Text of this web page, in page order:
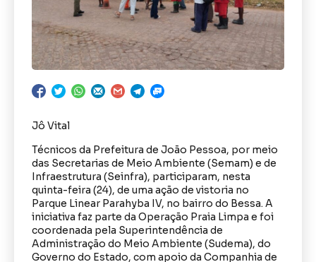
Jô Vital
Técnicos da Prefeitura de João Pessoa, por meio
das Secretarias de Meio Ambiente (Semam) e de
Infraestrutura (Seinfra), participaram, nesta
quinta-feira (24), de uma ação de vistoria no
Parque Linear Parahyba IV, no bairro do Bessa. A
iniciativa faz parte da Operação Praia Limpa e foi
coordenada pela Superintendência de
Administração do Meio Ambiente (Sudema), do
Governo do Estado, com apoio da Companhia de